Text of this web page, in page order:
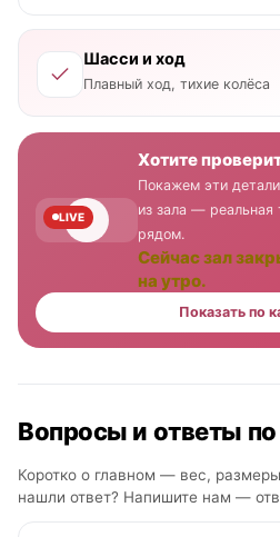
Шасси и ход
Плавный ход, тихие колёса
LIVE
Хотите
Покажем эти
из зала — реальная
рядом.
Сейчас зал
на утро.
Показать по
Вопросы и ответы
Коротко о главном — вес,
нашли ответ? Напишите нам —